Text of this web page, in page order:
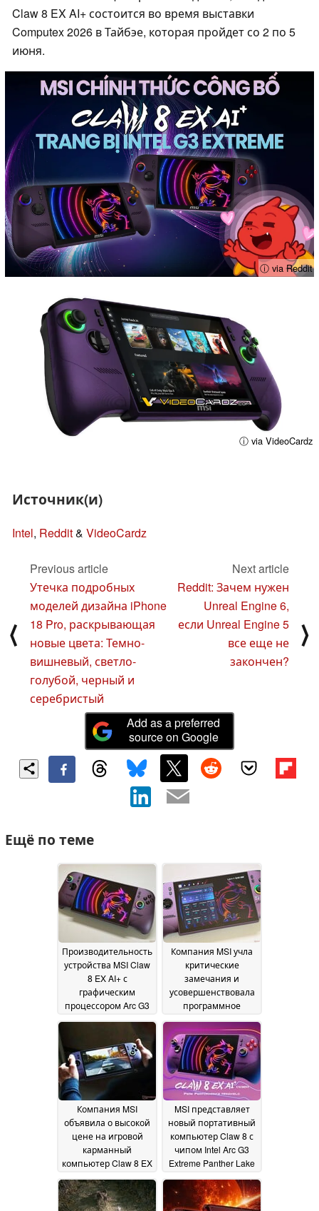
Claw 8 EX AI+ состоится во время выставки
Computex 2026 в Тайбэе, которая пройдет со 2 по 5
июня.
ⓘ via Reddit
ⓘ via VideoCardz
Источник(и)
Intel, Reddit& VideoCardz
⟨
Previous article
Утечка подробных
моделей дизайна iPhone
18 Pro, раскрывающая
новые цвета: Темно-
вишневый, светло-
голубой, черный и
серебристый
Next article
Reddit: Зачем нужен
Unreal Engine 6,
если Unreal Engine 5
все еще не
закончен?
⟩
Add as a preferred
source on Google
Ещё по теме
Производительность
устройства MSI Claw
8 EX AI+ с
графическим
процессором Arc G3
захочет заплатить
1799 долларов за
портативный
гаджет?
Компания MSI учла
критические
замечания и
усовершенствовала
программное
модели MSI Claw 8
EX AI+25 June 2026
Компания MSI
объявила о высокой
цене на игровой
карманный
компьютер Claw 8 EX
процессором Arc G3
Extreme15 June 2026
MSI представляет
новый портативный
компьютер Claw 8 с
чипом Intel Arc G3
Extreme Panther Lake
01 June 2026